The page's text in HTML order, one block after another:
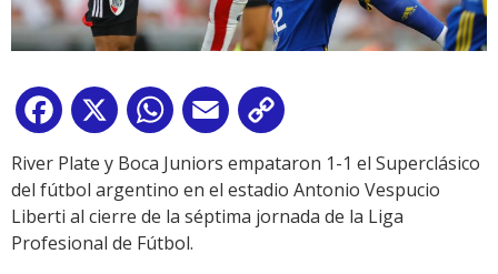
Facebook
X WhatsApp
Email
Link
River Plate y Boca Juniors empataron 1-1 el Superclásico
del fútbol argentino en el estadio Antonio Vespucio
Liberti al cierre de la séptima jornada de la Liga
Profesional de Fútbol.